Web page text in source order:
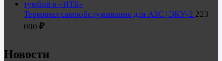
Терминал самообслуживания для АЗС | ЭКУ-2 223
000 ₽
Новости